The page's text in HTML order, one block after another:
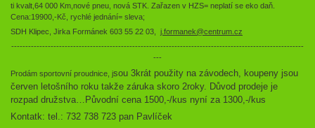
ti kvalt,64 000 Km,nové pneu, nová STK. Zařazen v HZS= neplatí se eko daň.
Cena:19900,-Kč, rychlé jednání= sleva;
SDH Klipec, Jirka Formánek 603 55 22 03, j.formanek@centrum.cz
--------------------------------------------------------------------------------------------------------
---
Prodám sportovní proudnice, jsou 3krát použity na závodech, koupeny jsou
červen letošního roku takže záruka skoro 2roky. Důvod prodeje je
rozpad družstva…Původní cena 1500,-/kus nyní za 1300,-/kus
Kontatk: tel.: 732 738 723 pan Pavlíček